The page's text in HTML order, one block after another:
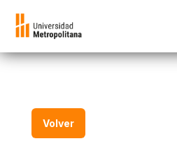
Volver